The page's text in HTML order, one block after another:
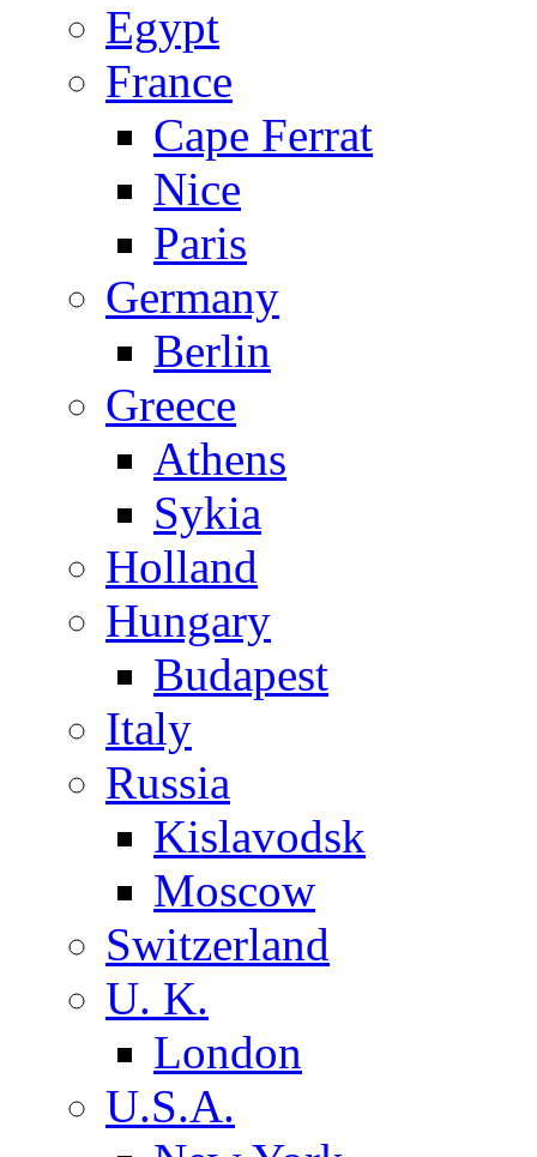
Egypt
France
Cape Ferrat
Nice
Paris
Germany
Berlin
Greece
Athens
Sykia
Holland
Hungary
Budapest
Italy
Russia
Kislavodsk
Moscow
Switzerland
U. K.
London
U.S.A.